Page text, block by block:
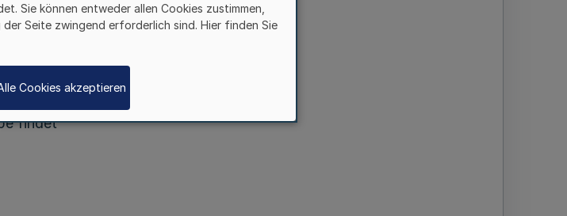
Westfalen-Lippe
findet
Sie können entweder allen Cookies zustimmen,
Seite zwingend erforderlich sind. Hier finden Sie
Cookies akzeptieren